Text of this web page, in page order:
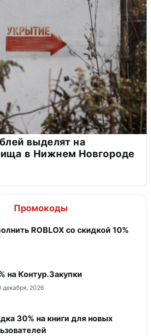
выделят на
в Нижнем Новгороде
Промокоды
ROBLOX со скидкой 10%
на Контур.Закупки
декабря, 2026
30% на книги для новых